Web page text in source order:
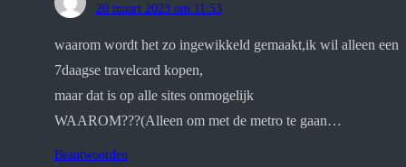
20 maart 2023 om 11:53
waarom wordt het zo ingewikkeld gemaakt,ik wil alleen een
7daagse travelcard kopen,
maar dat is op alle sites onmogelijk
WAAROM???(Alleen om met de metro te gaan…
Beantwoorden